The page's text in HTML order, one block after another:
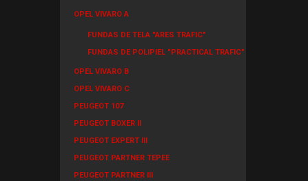
OPEL VIVARO A
FUNDAS DE TELA "ARES TRAFIC"
FUNDAS DE POLIPIEL "PRACTICAL TRAFIC"
OPEL VIVARO B
OPEL VIVARO C
PEUGEOT 107
PEUGEOT BOXER II
PEUGEOT EXPERT III
PEUGEOT PARTNER TEPEE
PEUGEOT PARTNER III